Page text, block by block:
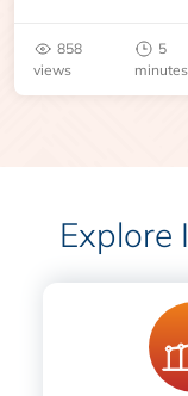
858
views
5
minutes
Explore